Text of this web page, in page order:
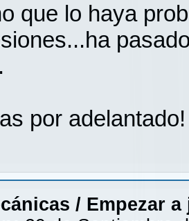
que lo haya
por adelantado!
/ Empezar